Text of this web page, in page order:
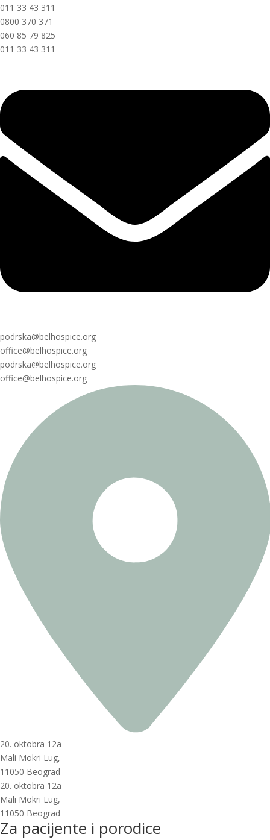
011 33 43 311
0800 370 371
060 85 79 825
011 33 43 311
podrska@belhospice.org
office@belhospice.org
podrska@belhospice.org
office@belhospice.org
20. oktobra 12a
Mali Mokri Lug,
11050 Beograd
20. oktobra 12a
Mali Mokri Lug,
11050 Beograd
Za pacijente i porodice